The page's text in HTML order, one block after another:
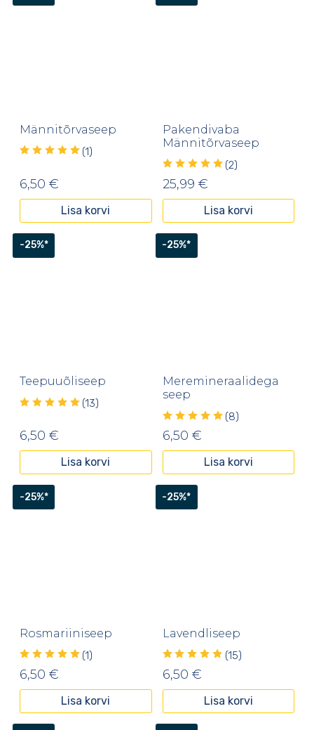
Männitõrvaseep
(1)
6,50 €
Lisa korvi
Pakendivaba
Männitõrvaseep
(2)
25,99 €
Lisa korvi
-25%*
Teepuuõliseep
(13)
6,50 €
Lisa korvi
-25%*
Meremineraalidega
seep
(8)
6,50 €
Lisa korvi
-25%*
Rosmariiniseep
(1)
6,50 €
Lisa korvi
-25%*
Lavendliseep
(15)
6,50 €
Lisa korvi